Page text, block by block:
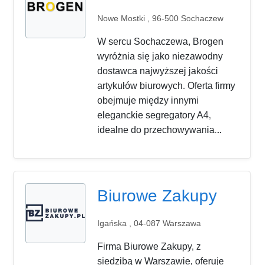
Nowe Mostki , 96-500 Sochaczew
W sercu Sochaczewa, Brogen
wyróżnia się jako niezawodny
dostawca najwyższej jakości
artykułów biurowych. Oferta firmy
obejmuje między innymi
eleganckie segregatory A4,
idealne do przechowywania...
Biurowe Zakupy
Igańska , 04-087 Warszawa
Firma Biurowe Zakupy, z
siedzibą w Warszawie, oferuje